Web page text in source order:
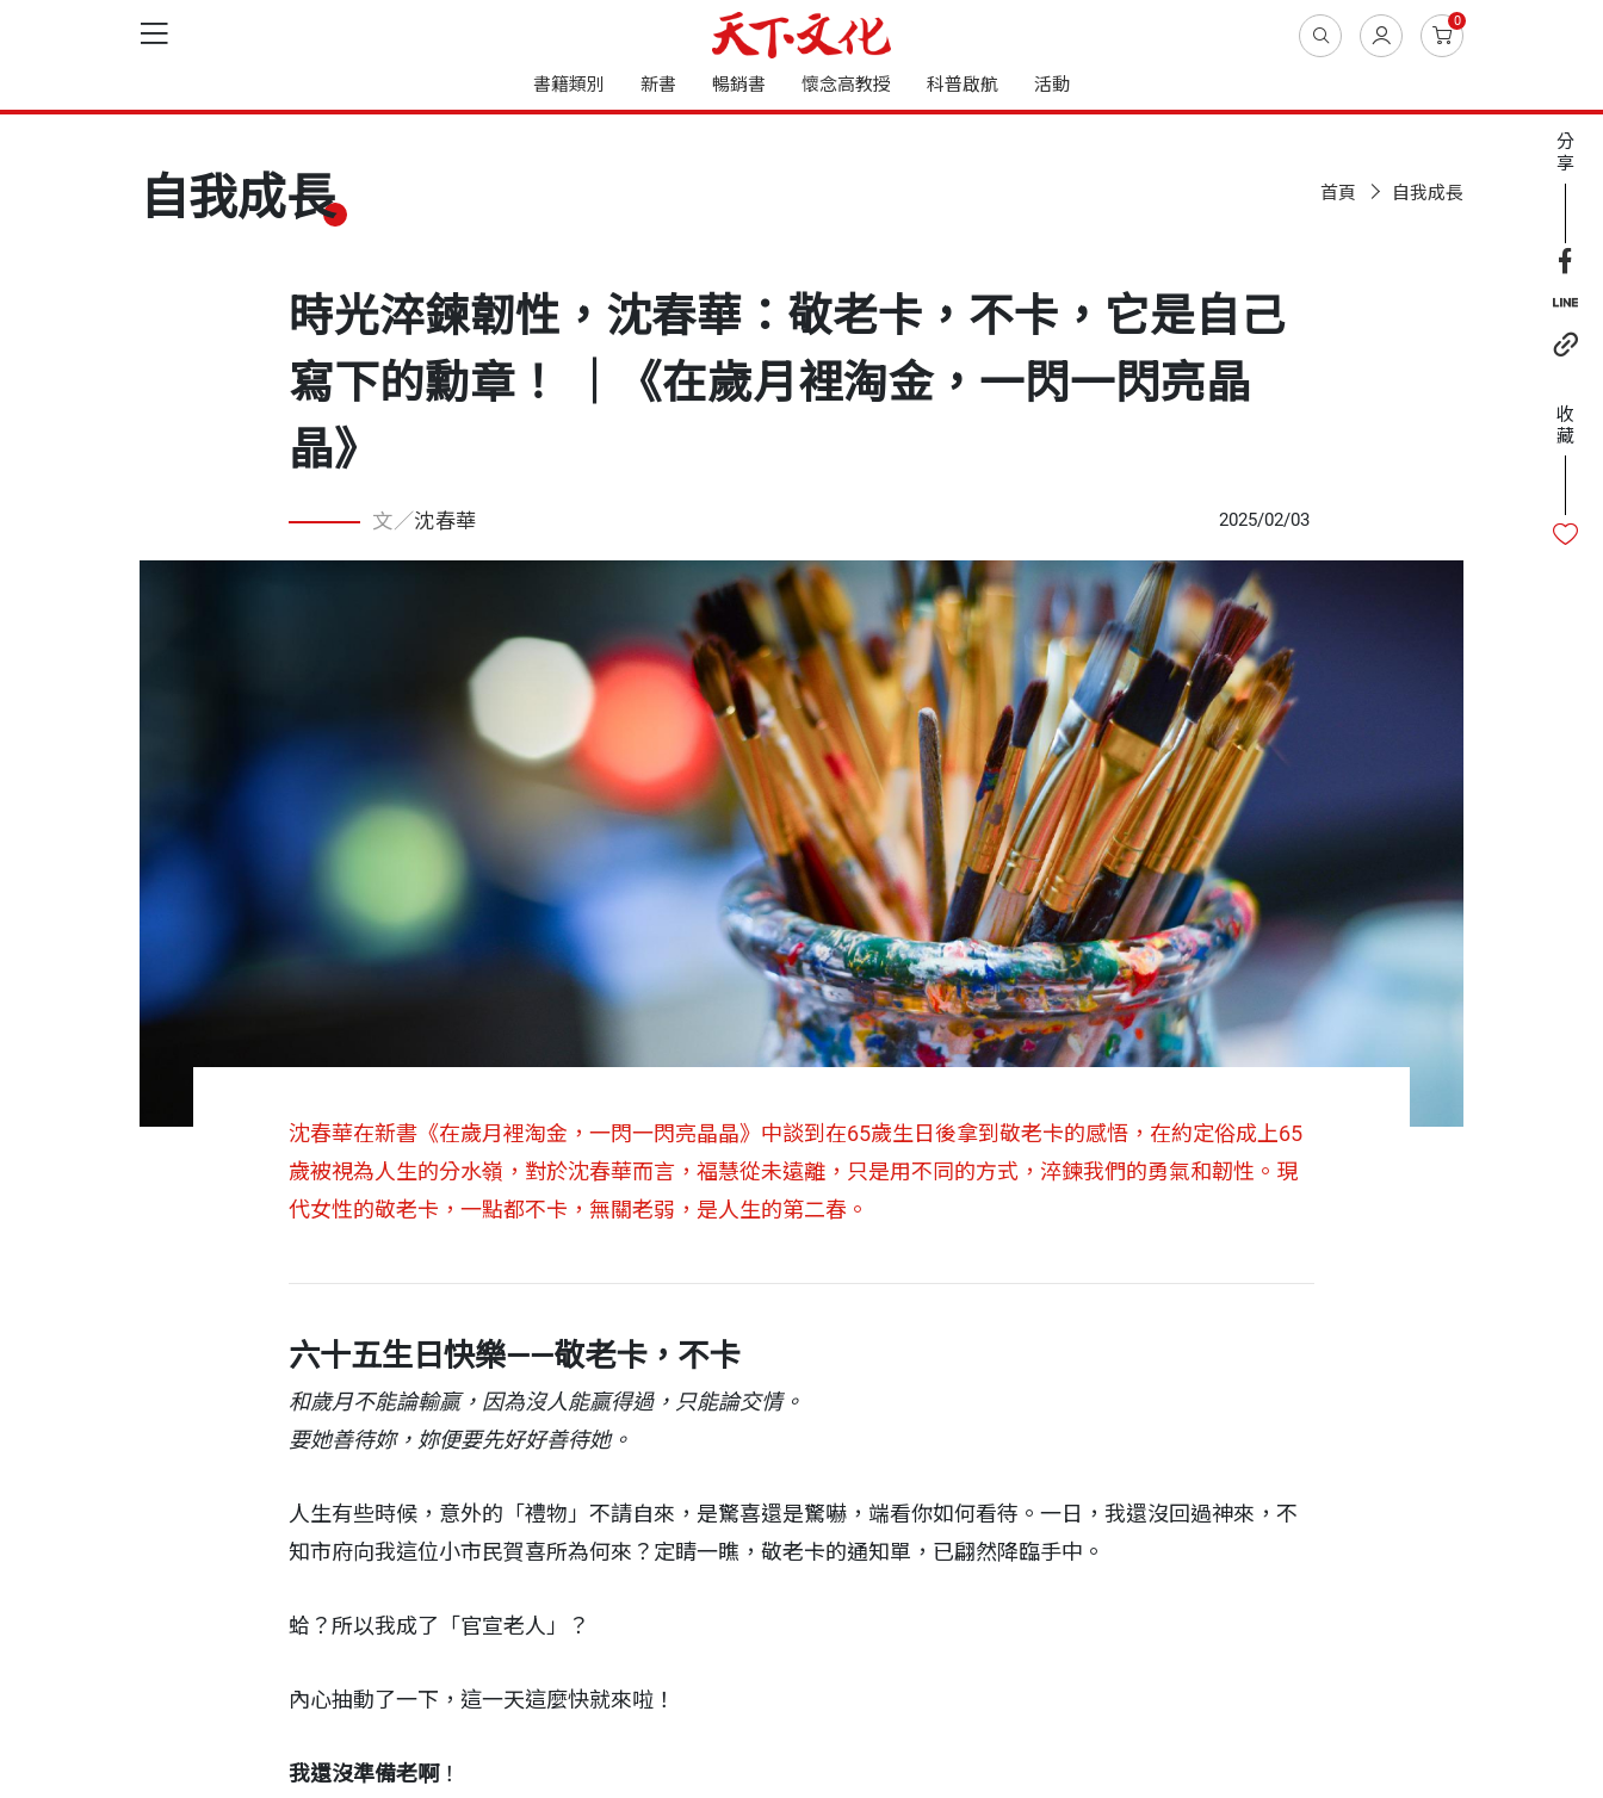
0
書籍類別 新書 暢銷書 懷念高教授 科普啟航 活動
自我成長 首頁 自我成長
時光淬鍊韌性，沈春華：敬老卡，不卡，它是自己
寫下的勳章！ ｜《在歲月裡淘金，一閃一閃亮晶
晶》
文／沈春華 2025/02/03
沈春華在新書《在歲月裡淘金，一閃一閃亮晶晶》中談到在65歲生日後拿到敬老卡的感悟，在約定俗成上65
歲被視為人生的分水嶺，對於沈春華而言，福慧從未遠離，只是用不同的方式，淬鍊我們的勇氣和韌性。現
代女性的敬老卡，一點都不卡，無關老弱，是人生的第二春。
六十五生日快樂——敬老卡，不卡
和歲月不能論輸贏，因為沒人能贏得過，只能論交情。
要她善待妳，妳便要先好好善待她。
人生有些時候，意外的「禮物」不請自來，是驚喜還是驚嚇，端看你如何看待。一日，我還沒回過神來，不
知市府向我這位小市民賀喜所為何來？定睛一瞧，敬老卡的通知單，已翩然降臨手中。
蛤？所以我成了「官宣老人」？
內心抽動了一下，這一天這麼快就來啦！
我還沒準備老啊！
分
享
收
藏